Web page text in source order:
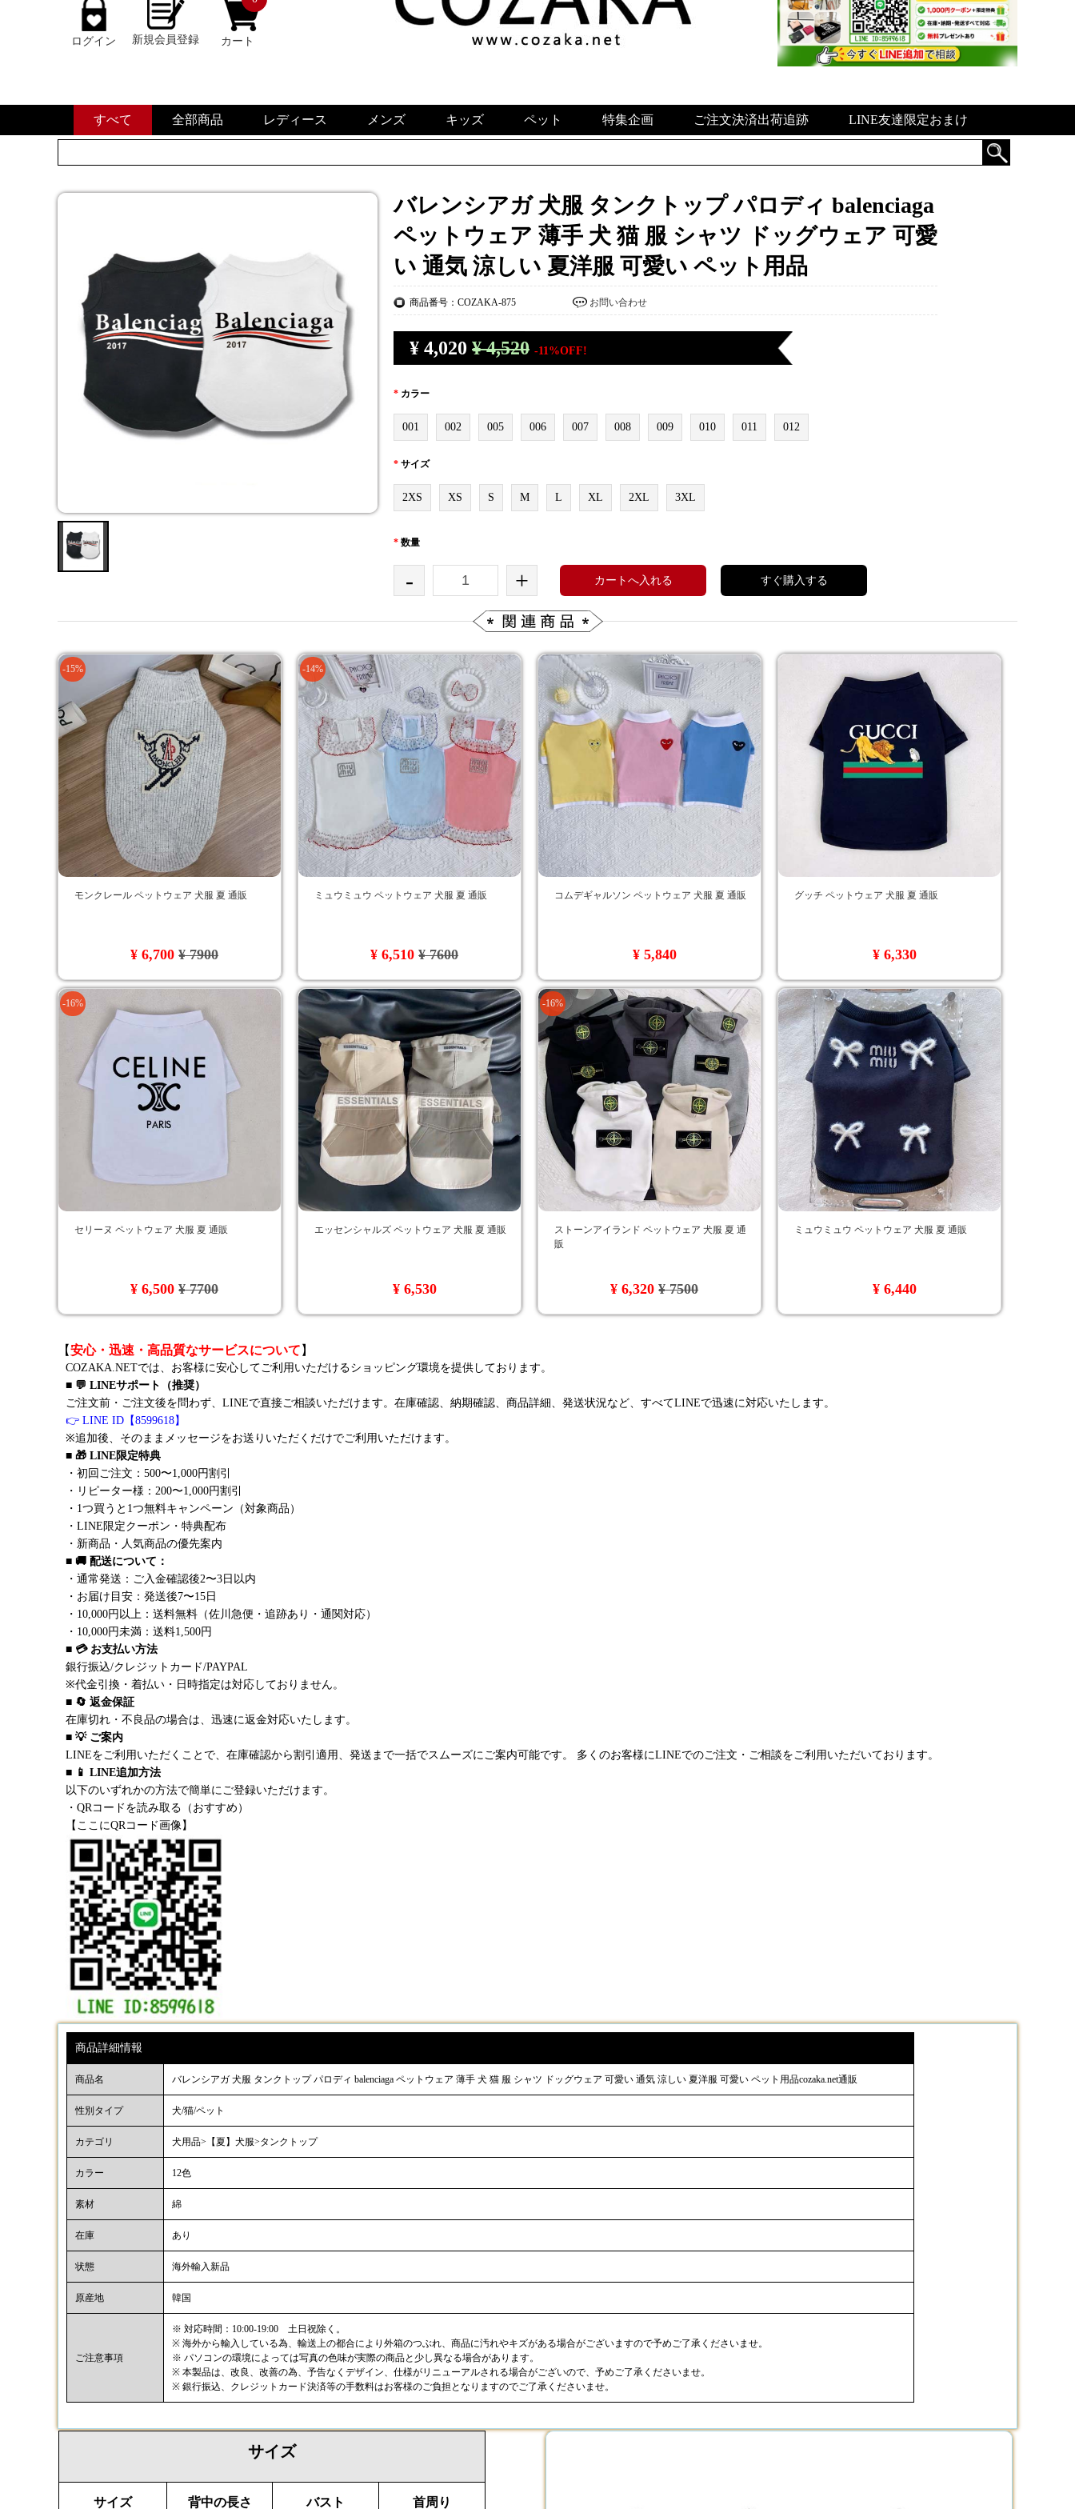
ログイン 新規会員登録 カート
すべて 全部商品 レディース メンズ キッズ ペット 特集企画 ご注文決済出荷追跡 LINE友達限定おまけ
バレンシアガ 犬服 タンクトップ パロディ balenciaga
ペットウェア 薄手 犬 猫 服 シャツ ドッグウェア 可愛
い 通気 涼しい 夏洋服 可愛い ペット用品
商品番号：COZAKA-875 お問い合わせ
¥ 4,020 ¥ 4,520 -11%OFF!
* カラー
001 002 005 006 007 008 009 010 011 012
* サイズ
2XS XS S M L XL 2XL 3XL
* 数量
- + カートへ入れる すぐ購入する
-15%
モンクレール ペットウェア 犬服 夏 通販
¥ 6,700¥ 7900
-14%
ミュウミュウ ペットウェア 犬服 夏 通販
¥ 6,510¥ 7600
コムデギャルソン ペットウェア 犬服 夏 通販
¥ 5,840
グッチ ペットウェア 犬服 夏 通販
¥ 6,330
-16%
セリーヌ ペットウェア 犬服 夏 通販
¥ 6,500¥ 7700
エッセンシャルズ ペットウェア 犬服 夏 通販
¥ 6,530
-16%
ストーンアイランド ペットウェア 犬服 夏 通
販
¥ 6,320¥ 7500
ミュウミュウ ペットウェア 犬服 夏 通販
¥ 6,440
【安心・迅速・高品質なサービスについて 】
COZAKA.NETでは、お客様に安心してご利用いただけるショッピング環境を提供しております。
■ 💬 LINEサポート（推奨）
ご注文前・ご注文後を問わず、LINEで直接ご相談いただけます。在庫確認、納期確認、商品詳細、発送状況など、すべてLINEで迅速に対応いたします。
👉 LINE ID【8599618】
※追加後、そのままメッセージをお送りいただくだけでご利用いただけます。
■ 🎁 LINE限定特典
・初回ご注文：500〜1,000円割引
・リピーター様：200〜1,000円割引
・1つ買うと1つ無料キャンペーン（対象商品）
・LINE限定クーポン・特典配布
・新商品・人気商品の優先案内
■ 🚚 配送について：
・通常発送：ご入金確認後2〜3日以内
・お届け目安：発送後7〜15日
・10,000円以上：送料無料（佐川急便・追跡あり・通関対応）
・10,000円未満：送料1,500円
■ 💳 お支払い方法
銀行振込/クレジットカード/PAYPAL
※代金引換・着払い・日時指定は対応しておりません。
■ 🔄 返金保証
在庫切れ・不良品の場合は、迅速に返金対応いたします。
■ 💡 ご案内
LINEをご利用いただくことで、在庫確認から割引適用、発送まで一括でスムーズにご案内可能です。 多くのお客様にLINEでのご注文・ご相談をご利用いただいております。
■ 📱 LINE追加方法
以下のいずれかの方法で簡単にご登録いただけます。
・QRコードを読み取る（おすすめ）
【ここにQRコード画像】
商品詳細情報
商品名 バレンシアガ 犬服 タンクトップ パロディ balenciaga ペットウェア 薄手 犬 猫 服 シャツ ドッグウェア 可愛い 通気 涼しい 夏洋服 可愛い ペット用品cozaka.net通販
性別タイプ 犬/猫/ペット
カテゴリ 犬用品>【夏】犬服>タンクトップ
カラー 12色
素材 綿
在庫 あり
状態 海外輸入新品
原産地 韓国
ご注意事項
※ 対応時間：10:00-19:00 土日祝除く。
※ 海外から輸入している為、輸送上の都合により外箱のつぶれ、商品に汚れやキズがある場合がございますので予めご了承くださいませ。
※ パソコンの環境によっては写真の色味が実際の商品と少し異なる場合があります。
※ 本製品は、改良、改善の為、予告なくデザイン、仕様がリニューアルされる場合がございので、予めご了承くださいませ。
※ 銀行振込、クレジットカード決済等の手数料はお客様のご負担となりますのでご了承くださいませ。
サイズ
サイズ 背中の長さ バスト 首周り